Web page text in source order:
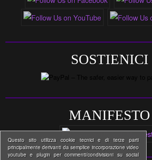
SOSTIENICI
MANIFESTO
Questo sito utilizza cookie tecnici e di terze parti
principalmente derivanti da semplice incorporazione video
youtube e plugin per commenti/condivisioni su social